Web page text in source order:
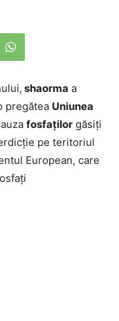
shaorma a
pregătea Uniunea
fosfaţilor găsiţi
pe teritoriul
European, care